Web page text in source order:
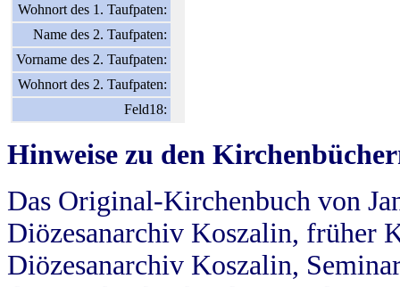
Wohnort des 1. Taufpaten:
Name des 2. Taufpaten:
Vorname des 2. Taufpaten:
Wohnort des 2. Taufpaten:
Feld18:
Hinweise zu den
Das Original-Kirchenbuch von
Diözesanarchiv Koszalin, früher
Diözesanarchiv Koszalin,